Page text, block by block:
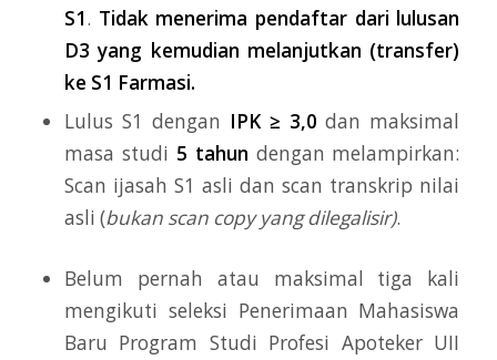
S1. Tidak menerima pendaftar dari lulusan
D3 yang kemudian melanjutkan (transfer)
ke S1 Farmasi.
Lulus S1 dengan IPK ≥ 3,0 dan maksimal
masa studi 5 tahun dengan melampirkan:
Scan ijasah S1 asli dan scan transkrip nilai
asli (bukan scan copy yang dilegalisir).
Belum pernah atau maksimal tiga kali
mengikuti seleksi Penerimaan Mahasiswa
Baru Program Studi Profesi Apoteker UII